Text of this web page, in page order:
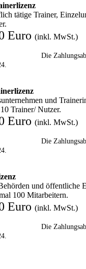
tätige Trainer,
Euro (inkl. MwSt.)
Die
und
Trainer/ Nutzer.
Euro (inkl. MwSt.)
Die
und öffentliche
100 Mitarbeitern.
Euro (inkl. MwSt.)
Die